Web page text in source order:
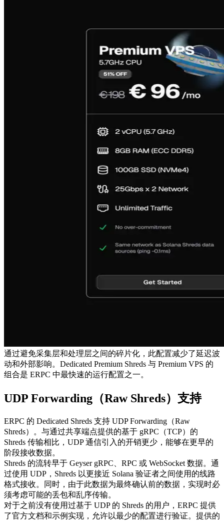
通过避免采集层和处理层之间的碎片化，此配置减少了延迟波
动和外部影响。Dedicated Premium Shreds 与 Premium VPS 的
组合是 ERPC 中最快速的运行配置之一。
UDP Forwarding（Raw Shreds）支持
ERPC 的 Dedicated Shreds 支持 UDP Forwarding（Raw
Shreds）。与通过共享端点提供的基于 gRPC（TCP）的
Shreds 传输相比，UDP 通信引入的开销更少，能够在更早的
阶段接收数据。
Shreds 的流转早于 Geyser gRPC、RPC 或 WebSocket 数据。通
过使用 UDP，Shreds 以更接近 Solana 验证者之间使用的线路
格式接收。同时，由于此数据为最终确认前的数据，实现时必
须考虑可能的丢包和乱序传输。
对于之前没有使用过基于 UDP 的 Shreds 的用户，ERPC 提供
了官方文档和示例实现，允许以最少的配置进行验证。提供的